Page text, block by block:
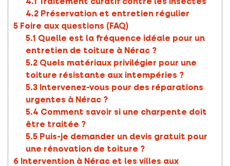
4.2 Préservation et entretien régulier
5 Foire aux questions (FAQ)
5.1 Quelle est la fréquence idéale pour un
entretien de toiture à Nérac ?
5.2 Quels matériaux privilégier pour une
toiture résistante aux intempéries ?
5.3 Intervenez-vous pour des réparations
urgentes à Nérac ?
5.4 Comment savoir si une charpente doit
être traitée ?
5.5 Puis-je demander un devis gratuit pour
une rénovation de toiture ?
6 Intervention à Nérac et les villes aux